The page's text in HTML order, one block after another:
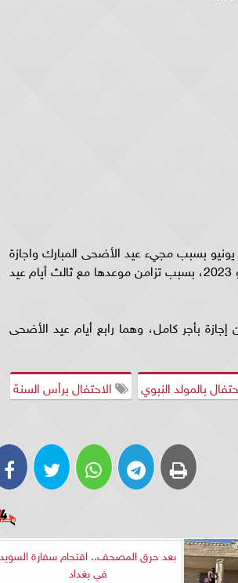
بسبب مجيء عيد الأضحى المبارك واجازة
ثورة 30 يونيو، والتي تم ترحيلها كإجازة رسمية إلى يوم الأحد الموافق 2 يوليو 2023، بسبب تزامن موعدها مع ثالث أيام عيد
بأجر كامل، وهما رابع أيام عيد الأضحى
بالمولد النبوي
الاحتفال برأس السنة
بعد حرق المصحف.. اقتحام سفارة السويد
في بغداد